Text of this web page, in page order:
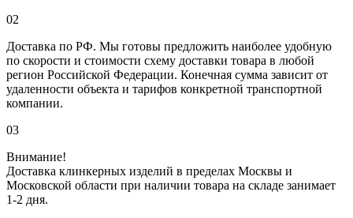
02
Доставка по РФ. Мы готовы предложить наиболее удобную
по скорости и стоимости схему доставки товара в любой
регион Российской Федерации. Конечная сумма зависит от
удаленности объекта и тарифов конкретной транспортной
компании.
03
Внимание!
Доставка клинкерных изделий в пределах Москвы и
Московской области при наличии товара на складе занимает
1-2 дня.